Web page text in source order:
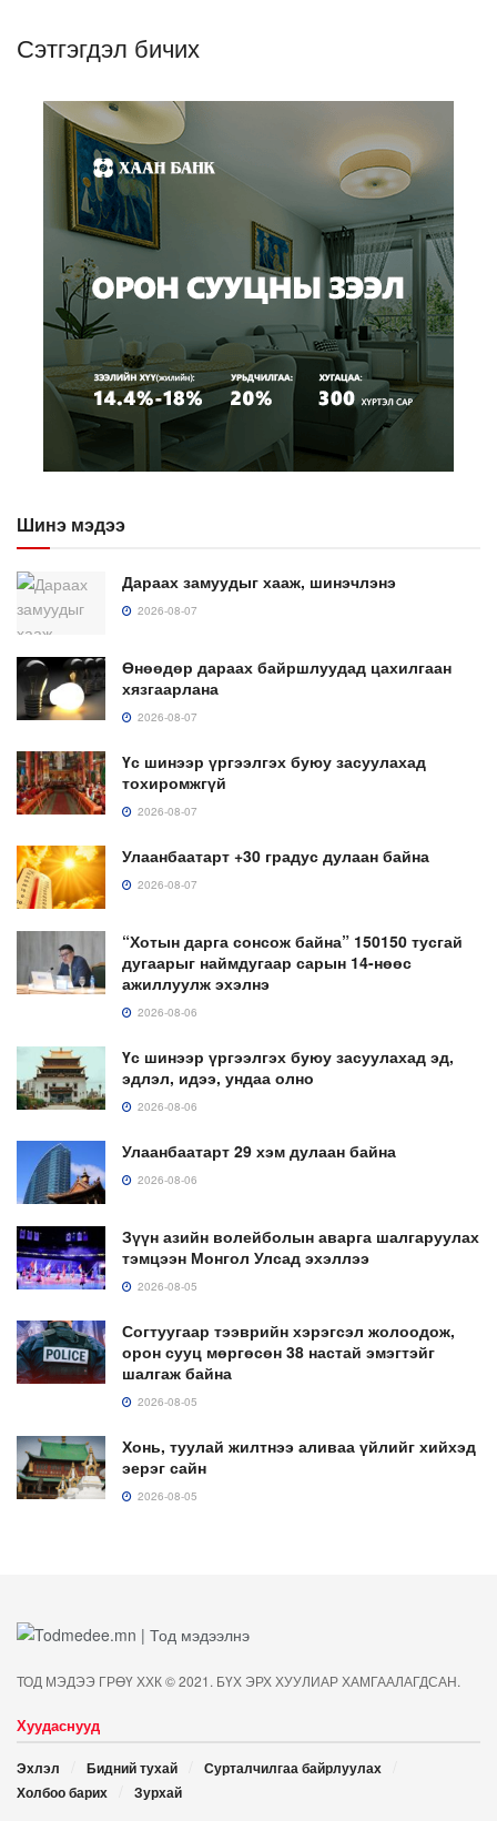
Сэтгэгдэл бичих
Шинэ мэдээ
Дараах замуудыг хааж, шинэчлэнэ
2026-08-07
Өнөөдөр дараах байршлуудад цахилгаан
хязгаарлана
2026-08-07
Үс шинээр үргээлгэх буюу засуулахад
тохиромжгүй
2026-08-07
Улаанбаатарт +30 градус дулаан байна
2026-08-07
“Хотын дарга сонсож байна” 150150 тусгай
дугаарыг наймдугаар сарын 14-нөөс
ажиллуулж эхэлнэ
2026-08-06
Үс шинээр үргээлгэх буюу засуулахад эд,
эдлэл, идээ, ундаа олно
2026-08-06
Улаанбаатарт 29 хэм дулаан байна
2026-08-06
Зүүн азийн волейболын аварга шалгаруулах
тэмцээн Монгол Улсад эхэллээ
2026-08-05
Согтуугаар тээврийн хэрэгсэл жолоодож,
орон сууц мөргөсөн 38 настай эмэгтэйг
шалгаж байна
2026-08-05
Хонь, туулай жилтнээ аливаа үйлийг хийхэд
эерэг сайн
2026-08-05
ТОД МЭДЭЭ ГРӨҮ ХХК © 2021. БҮХ ЭРХ ХУУЛИАР ХАМГААЛАГДСАН.
Хуудаснууд
Эхлэл Бидний тухай
Сурталчилгаа байрлуулах
Холбоо барих
Зурхай